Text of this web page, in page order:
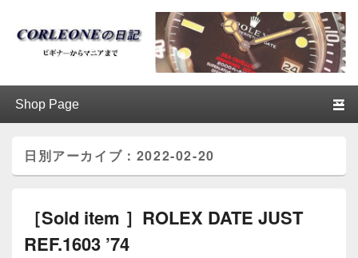
ブログ / アンティークロレックス
│CORLEONE
日別アーカイブ： 2022-02-20
［Sold item ］ROLEX DATE JUST
REF.1603 ’74